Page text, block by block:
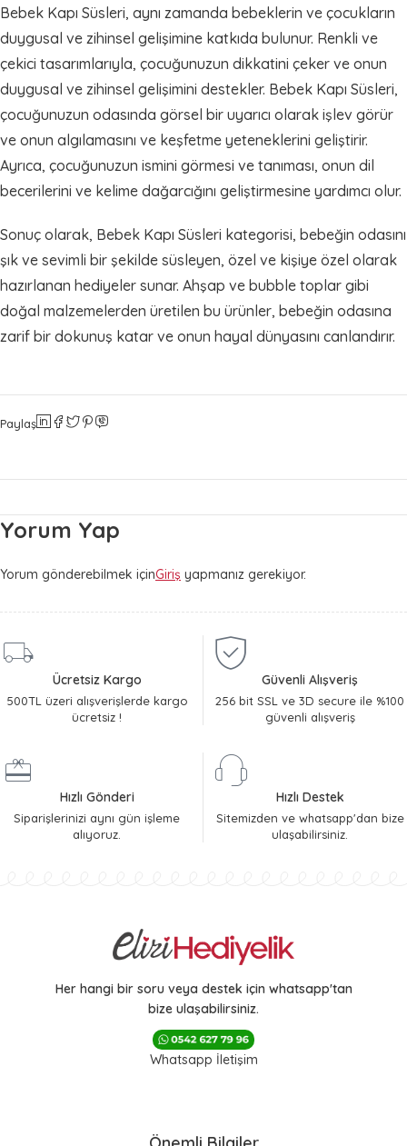
Bebek Kapı Süsleri, aynı zamanda bebeklerin ve çocukların
duygusal ve zihinsel gelişimine katkıda bulunur. Renkli ve
çekici tasarımlarıyla, çocuğunuzun dikkatini çeker ve onun
duygusal ve zihinsel gelişimini destekler. Bebek Kapı Süsleri,
çocuğunuzun odasında görsel bir uyarıcı olarak işlev görür
ve onun algılamasını ve keşfetme yeteneklerini geliştirir.
Ayrıca, çocuğunuzun ismini görmesi ve tanıması, onun dil
becerilerini ve kelime dağarcığını geliştirmesine yardımcı olur.
Sonuç olarak, Bebek Kapı Süsleri kategorisi, bebeğin odasını
şık ve sevimli bir şekilde süsleyen, özel ve kişiye özel olarak
hazırlanan hediyeler sunar. Ahşap ve bubble toplar gibi
doğal malzemelerden üretilen bu ürünler, bebeğin odasına
zarif bir dokunuş katar ve onun hayal dünyasını canlandırır.
Paylaş
Yorum Yap
Yorum gönderebilmek içinGiriş yapmanız gerekiyor.
Ücretsiz Kargo
500TL üzeri alışverişlerde kargo
ücretsiz !
Güvenli Alışveriş
256 bit SSL ve 3D secure ile %100
güvenli alışveriş
Hızlı Gönderi
Siparişlerinizi aynı gün işleme
alıyoruz.
Hızlı Destek
Sitemizden ve whatsapp'dan bize
ulaşabilirsiniz.
Her hangi bir soru veya destek için whatsapp'tan
bize ulaşabilirsiniz.
Whatsapp İletişim